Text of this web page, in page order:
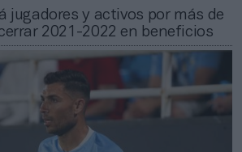
jugadores y activos por más de
2021-2022 en beneficios